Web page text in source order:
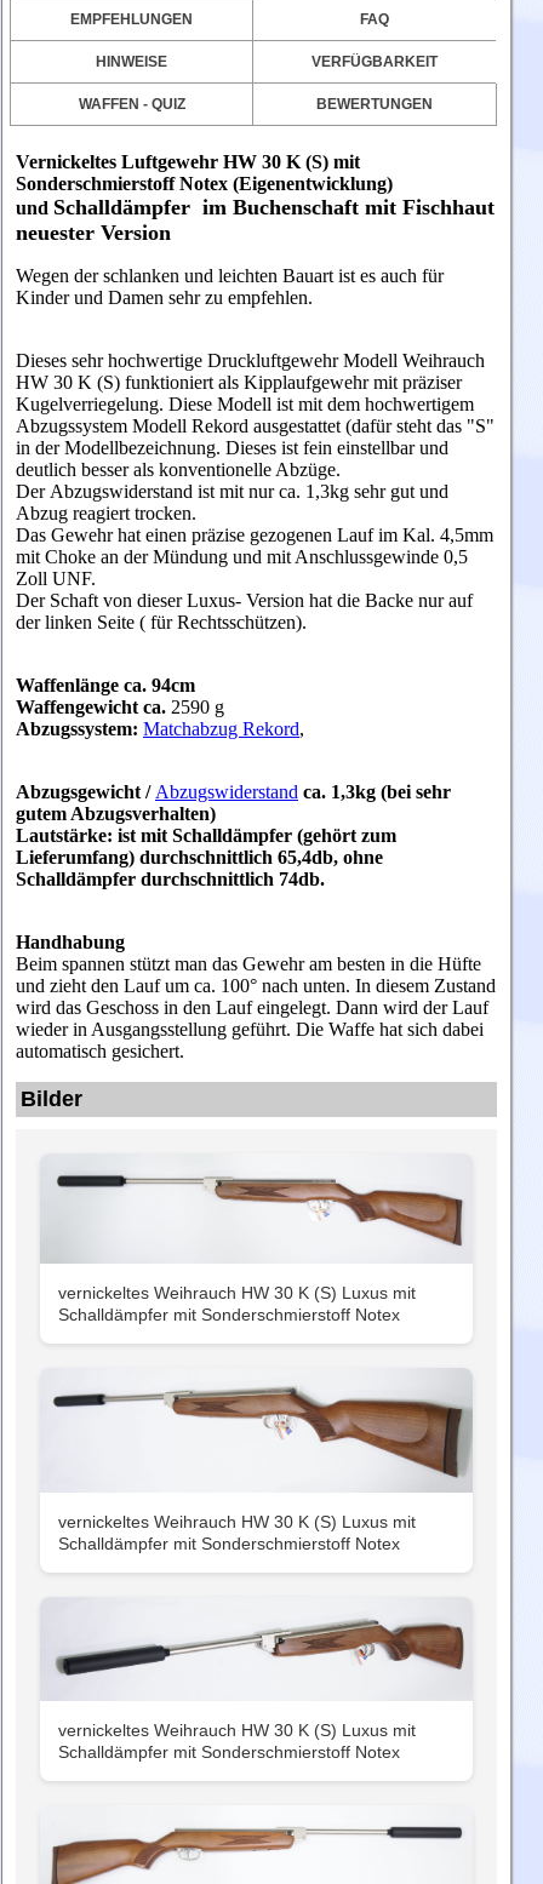
EMPFEHLUNGEN FAQ
HINWEISE VERFÜGBARKEIT
WAFFEN - QUIZ BEWERTUNGEN
Vernickeltes Luftgewehr HW 30 K (S) mit
Sonderschmierstoff Notex (Eigenentwicklung)
und Schalldämpfer im Buchenschaft mit Fischhaut
neuester Version
Wegen der schlanken und leichten Bauart ist es auch für
Kinder und Damen sehr zu empfehlen.
Dieses sehr hochwertige Druckluftgewehr Modell Weihrauch
HW 30 K (S) funktioniert als Kipplaufgewehr mit präziser
Kugelverriegelung. Diese Modell ist mit dem hochwertigem
Abzugssystem Modell Rekord ausgestattet (dafür steht das "S"
in der Modellbezeichnung. Dieses ist fein einstellbar und
deutlich besser als konventionelle Abzüge.
Der Abzugswiderstand ist mit nur ca. 1,3kg sehr gut und
Abzug reagiert trocken.
Das Gewehr hat einen präzise gezogenen Lauf im Kal. 4,5mm
mit Choke an der Mündung und mit Anschlussgewinde 0,5
Zoll UNF.
Der Schaft von dieser Luxus- Version hat die Backe nur auf
der linken Seite ( für Rechtsschützen).
Waffenlänge ca. 94cm
Waffengewicht ca. 2590 g
Abzugssystem: Matchabzug Rekord,
Abzugsgewicht / Abzugswiderstand ca. 1,3kg (bei sehr
gutem Abzugsverhalten)
Lautstärke: ist mit Schalldämpfer (gehört zum
Lieferumfang) durchschnittlich 65,4db, ohne
Schalldämpfer durchschnittlich 74db.
Handhabung
Beim spannen stützt man das Gewehr am besten in die Hüfte
und zieht den Lauf um ca. 100° nach unten. In diesem Zustand
wird das Geschoss in den Lauf eingelegt. Dann wird der Lauf
wieder in Ausgangsstellung geführt. Die Waffe hat sich dabei
automatisch gesichert.
Bilder
vernickeltes Weihrauch HW 30 K (S) Luxus mit
Schalldämpfer mit Sonderschmierstoff Notex
vernickeltes Weihrauch HW 30 K (S) Luxus mit
Schalldämpfer mit Sonderschmierstoff Notex
vernickeltes Weihrauch HW 30 K (S) Luxus mit
Schalldämpfer mit Sonderschmierstoff Notex